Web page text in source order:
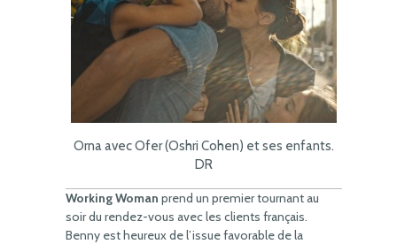
Orna avec Ofer (Oshri Cohen) et ses enfants.
DR
Working Woman prend un premier tournant au
soir du rendez-vous avec les clients français.
Benny est heureux de l’issue favorable de la